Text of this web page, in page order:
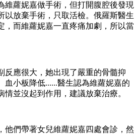
維蘿妮嘉做手術，但打開腹腔後發現
以放棄手術，只取活檢。俄羅斯醫生
，而維蘿妮嘉一直疼痛加劇，所以當
反應很大，她出現了嚴重的骨髓抑
血小板降低......醫生認為維蘿妮嘉的
並沒起到作用，建議放棄治療。
他們帶著女兒維蘿妮嘉四處會診，然